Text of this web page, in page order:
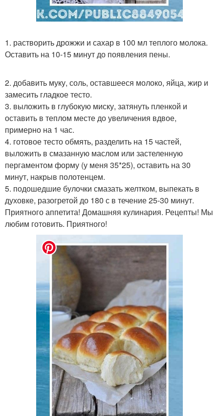
1. растворить дрожжи и сахар в 100 мл теплого молока.
Оставить на 10-15 минут до появления пены.
2. добавить муку, соль, оставшееся молоко, яйца, жир и
замесить гладкое тесто.
3. выложить в глубокую миску, затянуть пленкой и
оставить в теплом месте до увеличения вдвое,
примерно на 1 час.
4. готовое тесто обмять, разделить на 15 частей,
выложить в смазанную маслом или застеленную
пергаментом форму (у меня 35*25), оставить на 30
минут, накрыв полотенцем.
5. подошедшие булочки смазать желтком, выпекать в
духовке, разогретой до 180 с в течение 25-30 минут.
Приятного аппетита! Домашняя кулинария. Рецепты! Мы
любим готовить. Приятного!